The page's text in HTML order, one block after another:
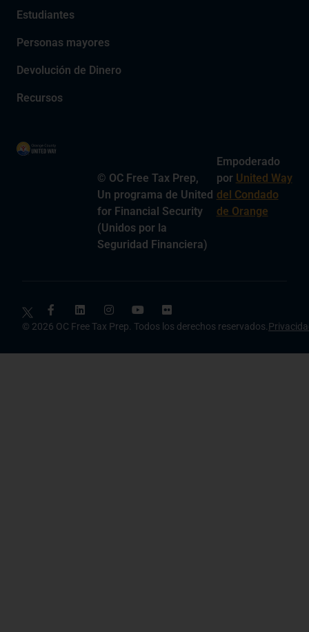
Estudiantes
Personas mayores
Devolución de Dinero
Recursos
© OC Free Tax Prep,
Un programa de United
for Financial Security
(Unidos por la
Seguridad Financiera)
Empoderado
por United Way
del Condado
de Orange
© 2026 OC Free Tax Prep. Todos los derechos reservados.